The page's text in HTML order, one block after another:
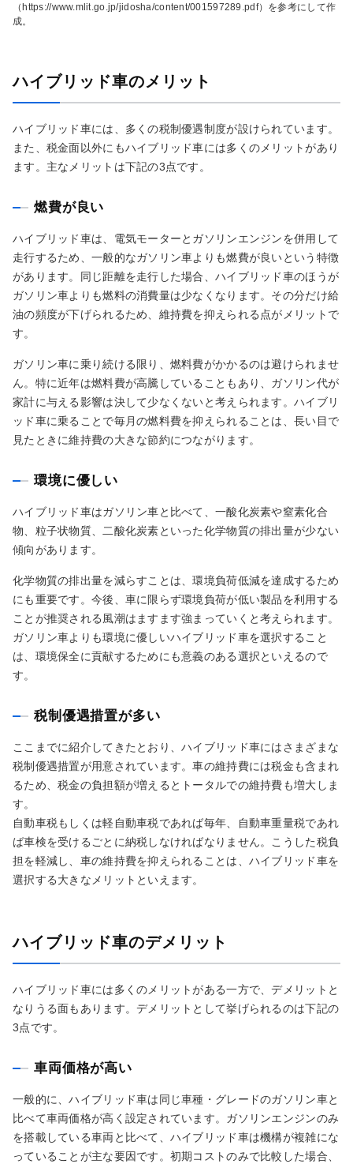
（https://www.mlit.go.jp/jidosha/content/001597289.pdf）を参考にして作
成。
ハイブリッド車のメリット
ハイブリッド車には、多くの税制優遇制度が設けられています。
また、税金面以外にもハイブリッド車には多くのメリットがあり
ます。主なメリットは下記の3点です。
燃費が良い
ハイブリッド車は、電気モーターとガソリンエンジンを併用して
走行するため、一般的なガソリン車よりも燃費が良いという特徴
があります。同じ距離を走行した場合、ハイブリッド車のほうが
ガソリン車よりも燃料の消費量は少なくなります。その分だけ給
油の頻度が下げられるため、維持費を抑えられる点がメリットで
す。
ガソリン車に乗り続ける限り、燃料費がかかるのは避けられませ
ん。特に近年は燃料費が高騰していることもあり、ガソリン代が
家計に与える影響は決して少なくないと考えられます。ハイブリ
ッド車に乗ることで毎月の燃料費を抑えられることは、長い目で
見たときに維持費の大きな節約につながります。
環境に優しい
ハイブリッド車はガソリン車と比べて、一酸化炭素や窒素化合
物、粒子状物質、二酸化炭素といった化学物質の排出量が少ない
傾向があります。
化学物質の排出量を減らすことは、環境負荷低減を達成するため
にも重要です。今後、車に限らず環境負荷が低い製品を利用する
ことが推奨される風潮はますます強まっていくと考えられます。
ガソリン車よりも環境に優しいハイブリッド車を選択すること
は、環境保全に貢献するためにも意義のある選択といえるので
す。
税制優遇措置が多い
ここまでに紹介してきたとおり、ハイブリッド車にはさまざまな
税制優遇措置が用意されています。車の維持費には税金も含まれ
るため、税金の負担額が増えるとトータルでの維持費も増大しま
す。
自動車税もしくは軽自動車税であれば毎年、自動車重量税であれ
ば車検を受けるごとに納税しなければなりません。こうした税負
担を軽減し、車の維持費を抑えられることは、ハイブリッド車を
選択する大きなメリットといえます。
ハイブリッド車のデメリット
ハイブリッド車には多くのメリットがある一方で、デメリットと
なりうる面もあります。デメリットとして挙げられるのは下記の
3点です。
車両価格が高い
一般的に、ハイブリッド車は同じ車種・グレードのガソリン車と
比べて車両価格が高く設定されています。ガソリンエンジンのみ
を搭載している車両と比べて、ハイブリッド車は機構が複雑にな
っていることが主な要因です。初期コストのみで比較した場合、